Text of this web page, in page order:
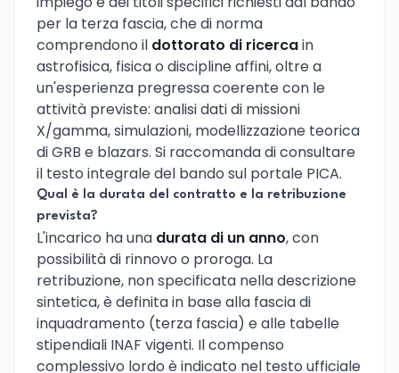
per la terza fascia, che di norma
comprendono il dottorato di ricercain
astrofisica, fisica o discipline affini, oltre a
un'esperienza pregressa coerente con le
attività previste: analisi dati di missioni
X/gamma, simulazioni, modellizzazione teorica
di GRB e blazars. Si raccomanda di consultare
il testo integrale del bando sul portale PICA.
Qual è la durata del contratto e la retribuzione
prevista?
L'incarico ha una durata di un anno, con
possibilità di rinnovo o proroga. La
retribuzione, non specificata nella descrizione
sintetica, è definita in base alla fascia di
inquadramento (terza fascia) e alle tabelle
stipendiali INAF vigenti. Il compenso
complessivo lordo è indicato nel testo ufficiale